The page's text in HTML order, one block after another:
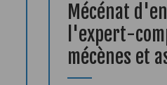
Mécénat
l'expert-
mécènes et